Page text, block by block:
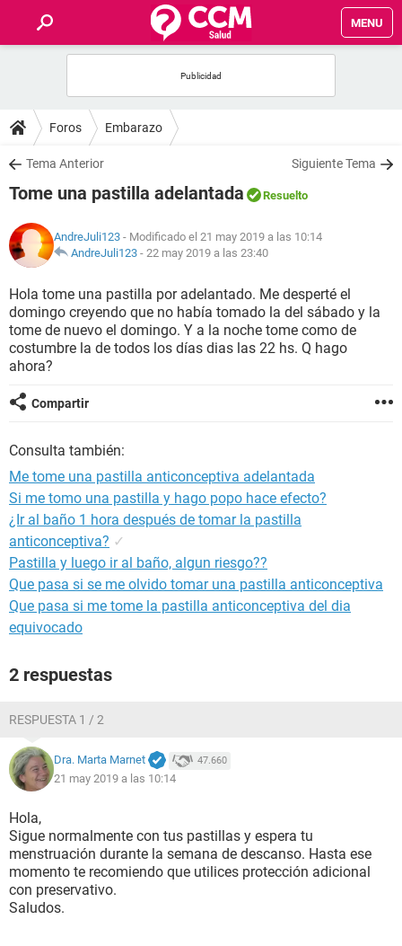
MENU
FOROS
SALUD
NUTRICIÓN
BIENESTAR
SEXUALIDAD
GLOSARIO
Foros Embarazo
Tema Anterior Siguiente Tema
Tome una pastilla adelantada Resuelto
AndreJuli123 - Modificado el 21 may 2019 a las 10:14
AndreJuli123 - 22 may 2019 a las 23:40
Hola tome una pastilla por adelantado. Me desperté el
domingo creyendo que no había tomado la del sábado y la
tome de nuevo el domingo. Y a la noche tome como de
costumbre la de todos los días dias las 22 hs. Q hago
ahora?
Compartir
Consulta también:
Me tome una pastilla anticonceptiva adelantada
Si me tomo una pastilla y hago popo hace efecto?
¿Ir al baño 1 hora después de tomar la pastilla
anticonceptiva? ✓
Pastilla y luego ir al baño, algun riesgo??
Que pasa si se me olvido tomar una pastilla anticonceptiva
Que pasa si me tome la pastilla anticonceptiva del dia
equivocado
2 respuestas
RESPUESTA 1 / 2
Dra. Marta Marnet 47.660
21 may 2019 a las 10:14
Hola,
Sigue normalmente con tus pastillas y espera tu
menstruación durante la semana de descanso. Hasta ese
momento te recomiendo que utilices protección adicional
con preservativo.
Saludos.